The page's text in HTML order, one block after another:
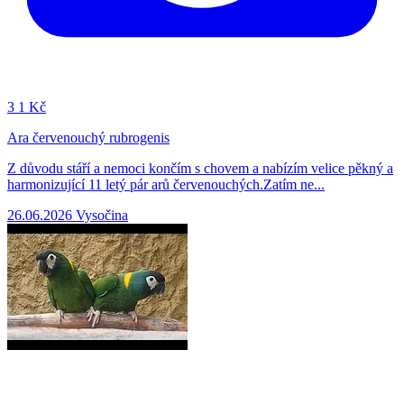
3 1 Kč
Ara červenouchý rubrogenis
Z důvodu stáří a nemoci končím s chovem a nabízím velice pěkný a
harmonizující 11 letý pár arů červenouchých.Zatím ne...
26.06.2026 Vysočina